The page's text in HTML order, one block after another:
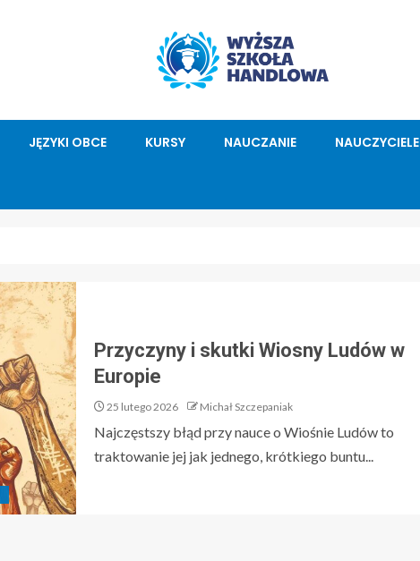
JĘZYKI OBCE KURSY NAUCZANIE NAUCZYCIELE
Przyczyny i skutki Wiosny Ludów w
Europie
25 lutego 2026 Michał Szczepaniak
Najczęstszy błąd przy nauce o Wiośnie Ludów to
traktowanie jej jak jednego, krótkiego buntu...